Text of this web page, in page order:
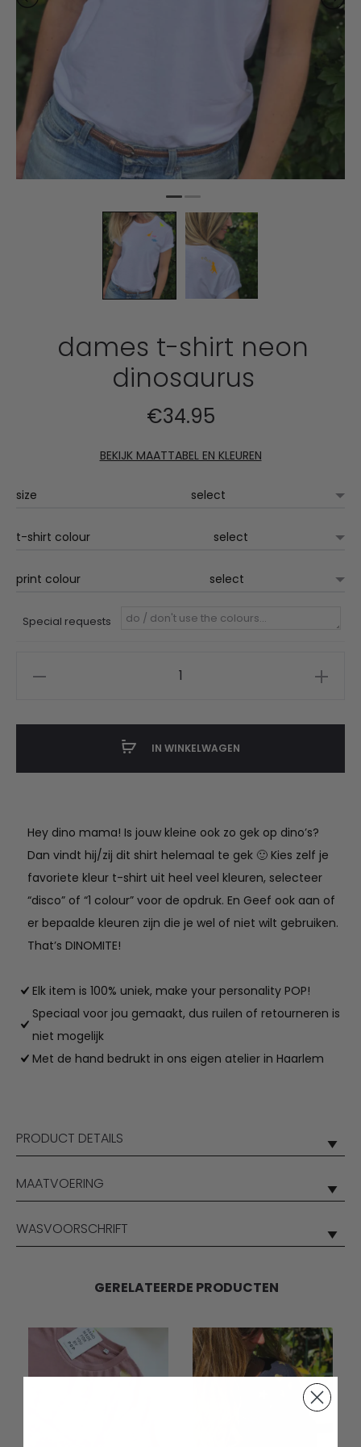
dames t-shirt neon
dinosaurus
Hey dino mama! Is jouw kleine ook zo gek op dino’s?
Dan vindt hij/zij dit shirt helemaal te gek 🙂 Kies zelf je
favoriete kleur t-shirt uit heel veel kleuren, selecteer
“disco” of “1 colour” voor de opdruk. En Geef ook aan of
er bepaalde kleuren zijn die je wel of niet wilt gebruiken.
That’s DINOMITE!
€34.95
Elk item is 100% uniek, make your personality POP!
Speciaal voor jou gemaakt, dus ruilen of retourneren is
niet mogelijk
Met de hand bedrukt in ons eigen atelier in Haarlem
BEKIJK MAATTABEL EN KLEUREN
size
t-shirt colour
print colour
Special requests
IN WINKELWAGEN
PRODUCT DETAILS
MAATVOERING
WASVOORSCHRIFT
GERELATEERDE PRODUCTEN